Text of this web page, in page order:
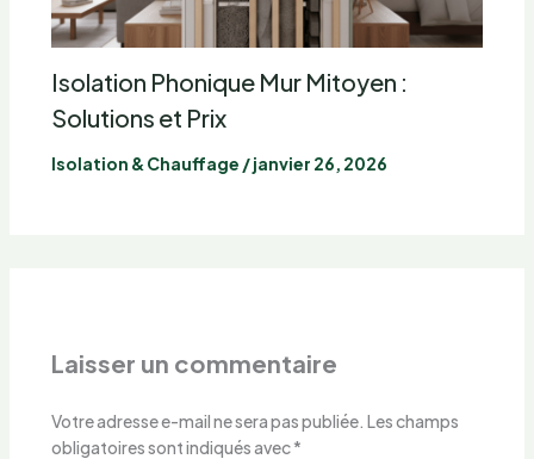
Isolation Phonique Mur Mitoyen :
Solutions et Prix
Isolation & Chauffage /janvier 26, 2026
Laisser un commentaire
Votre adresse e-mail ne sera pas publiée. Les champs
obligatoires sont indiqués avec*